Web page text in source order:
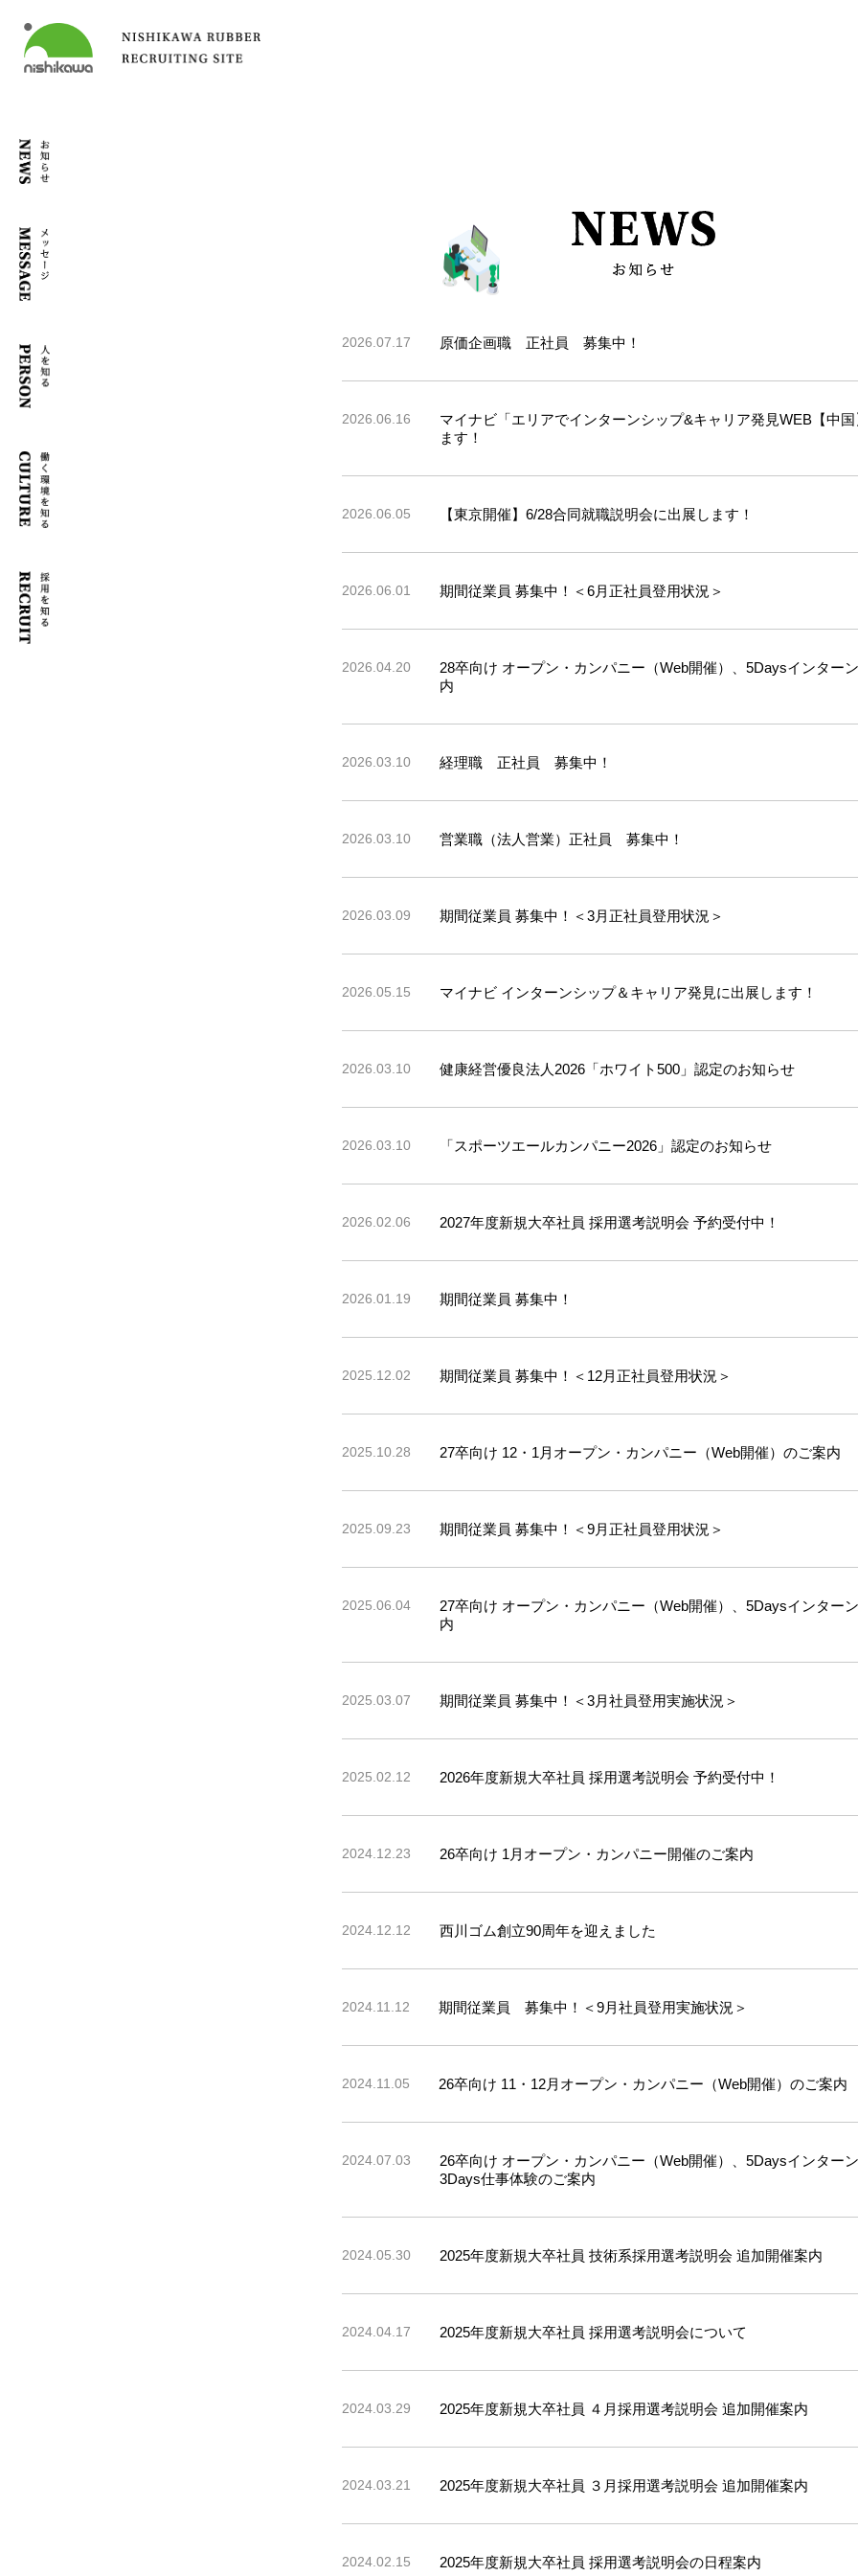
2026.07.17 原価企画職 正社員 募集中！
2026.06.16
マイナビ「エリアでインターンシップ&キャリア発見WEB【中
ます！
2026.06.05 【東京開催】6/28合同就職説明会に出展します！
2026.06.01 期間従業員 募集中！＜6月正社員登用状況＞
2026.04.20
28卒向け オープン・カンパニー（Web開催）、5Daysインター
内
2026.03.10 経理職 正社員 募集中！
2026.03.10 営業職（法人営業）正社員 募集中！
2026.03.09 期間従業員 募集中！＜3月正社員登用状況＞
2026.05.15 マイナビ インターンシップ＆キャリア発見に出展します！
2026.03.10 健康経営優良法人2026「ホワイト500」認定のお知らせ
2026.03.10 「スポーツエールカンパニー2026」認定のお知らせ
2026.02.06 2027年度新規大卒社員 採用選考説明会 予約受付中！
2026.01.19 期間従業員 募集中！
2025.12.02 期間従業員 募集中！＜12月正社員登用状況＞
2025.10.28 27卒向け 12・1月オープン・カンパニー（Web開催）のご案内
2025.09.23 期間従業員 募集中！＜9月正社員登用状況＞
2025.06.04
27卒向け オープン・カンパニー（Web開催）、5Daysインター
内
2025.03.07 期間従業員 募集中！＜3月社員登用実施状況＞
2025.02.12 2026年度新規大卒社員 採用選考説明会 予約受付中！
2024.12.23 26卒向け 1月オープン・カンパニー開催のご案内
2024.12.12 西川ゴム創立90周年を迎えました
2024.11.12 期間従業員 募集中！＜9月社員登用実施状況＞
2024.11.05 26卒向け 11・12月オープン・カンパニー（Web開催）のご案内
2024.07.03
26卒向け オープン・カンパニー（Web開催）、5Daysインターン
3Days仕事体験のご案内
2024.05.30 2025年度新規大卒社員 技術系採用選考説明会 追加開催案内
2024.04.17 2025年度新規大卒社員 採用選考説明会について
2024.03.29 2025年度新規大卒社員 ４月採用選考説明会 追加開催案内
2024.03.21 2025年度新規大卒社員 ３月採用選考説明会 追加開催案内
2024.02.15 2025年度新規大卒社員 採用選考説明会の日程案内